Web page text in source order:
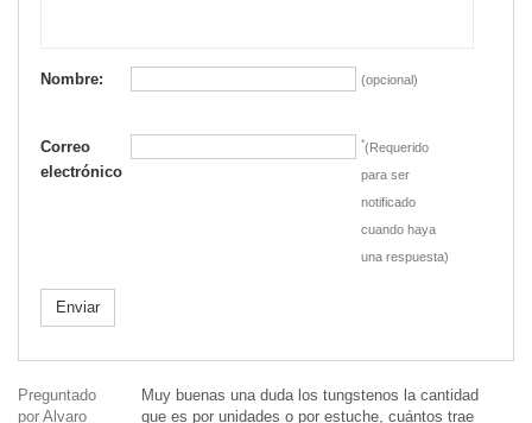
Nombre: (opcional)
Correo
electrónico
*(Requerido
para ser
notificado
cuando haya
una respuesta)
Enviar
Preguntado
por Alvaro
Muy buenas una duda los tungstenos la cantidad
que es por unidades o por estuche, cuántos trae